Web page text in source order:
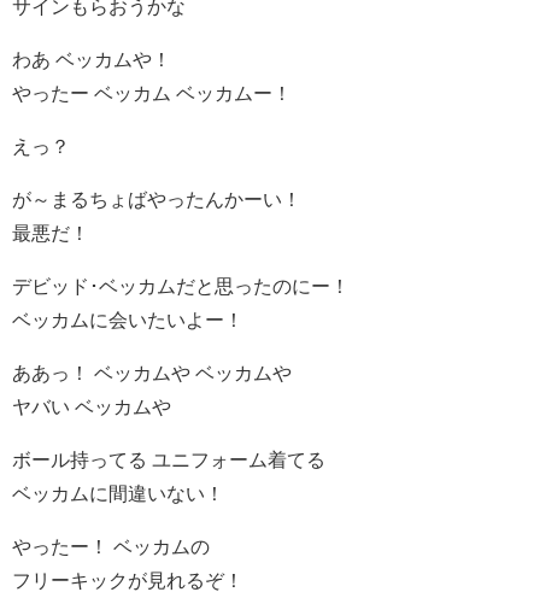
サインもらおうかな
わあ ベッカムや！
やったー ベッカム ベッカムー！
えっ？
が～まるちょばやったんかーい！
最悪だ！
デビッド･ベッカムだと思ったのにー！
ベッカムに会いたいよー！
ああっ！ ベッカムや ベッカムや
ヤバい ベッカムや
ボール持ってる ユニフォーム着てる
ベッカムに間違いない！
やったー！ ベッカムの
フリーキックが見れるぞ！